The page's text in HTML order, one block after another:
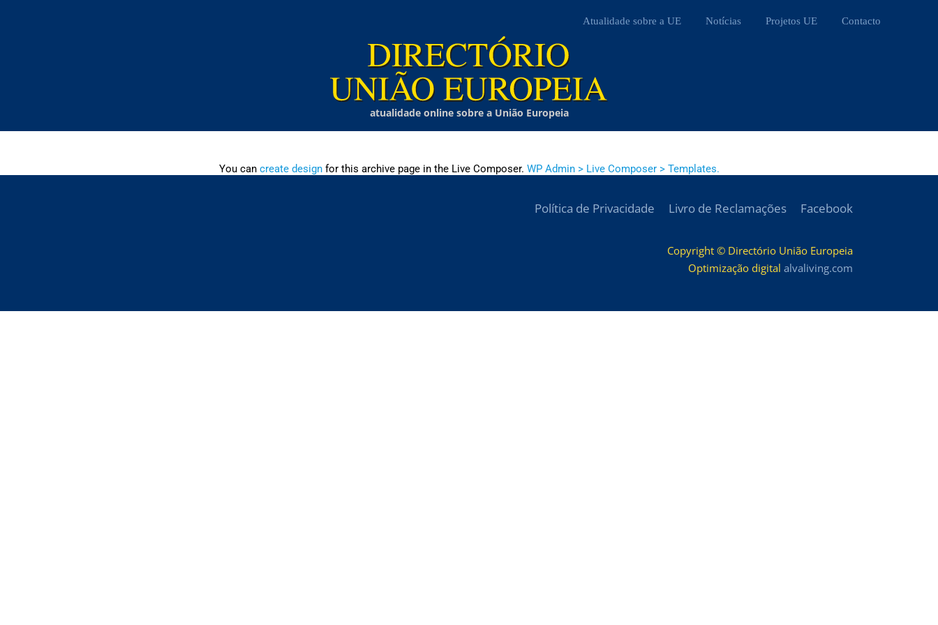
Atualidade sobre a UE Notícias Projetos UE Contacto
atualidade online sobre a União Europeia
You can create designfor this archive page in the Live Composer. WP Admin > Live Composer > Templates.
Política de Privacidade Livro de Reclamações Facebook
Copyright © Directório União Europeia
Optimização digital alvaliving.com